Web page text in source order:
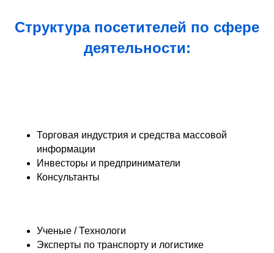
Структура посетителей по сфере
деятельности:
Торговая индустрия и средства массовой
информации
Инвесторы и предприниматели
Консультанты
Ученые / Технологи
Эксперты по транспорту и логистике